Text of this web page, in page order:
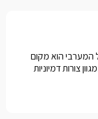
הוא מקום
צורות דמיוניות